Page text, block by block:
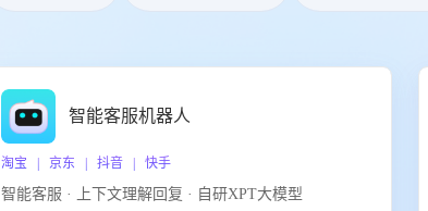
智能客服机器人
淘宝 | 京东 | 抖音 | 快手
智能客服 · 上下文理解回复 · 自研XPT大模型